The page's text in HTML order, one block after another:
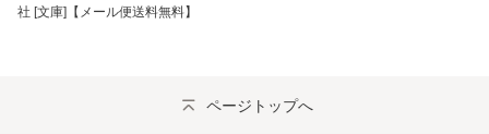
社 [文庫]【メール便送料無料】
ページトップへ